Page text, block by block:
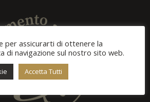
per assicurarti di ottenere la
di navigazione sul nostro sito web.
Accetta Tutti